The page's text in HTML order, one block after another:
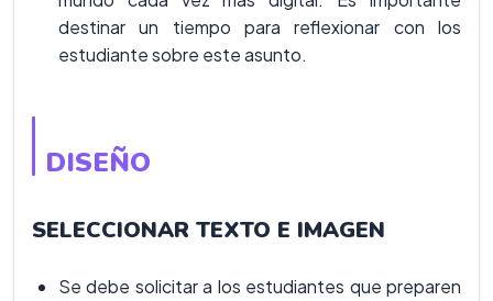
destinar un tiempo para reflexionar con los
estudiante sobre este asunto.
DISEÑO
SELECCIONAR TEXTO E IMAGEN
Se debe solicitar a los estudiantes que preparen